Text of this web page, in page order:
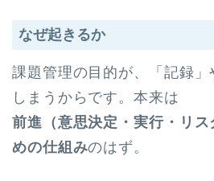
なぜ起きるか
課題管理の目的が、「記録」
しまうからです。本来は
前進（意思決定・実行・リ
めの仕組みのはず。